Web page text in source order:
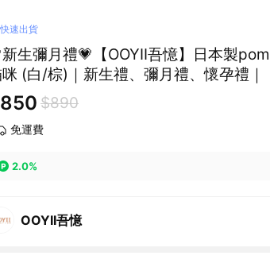
快速出貨
新生彌月禮💗【OOYII吾憶】日本製
(白/棕)｜新生禮、彌月禮、懷孕禮｜
$890
免運費
2.0%
OOYII吾憶